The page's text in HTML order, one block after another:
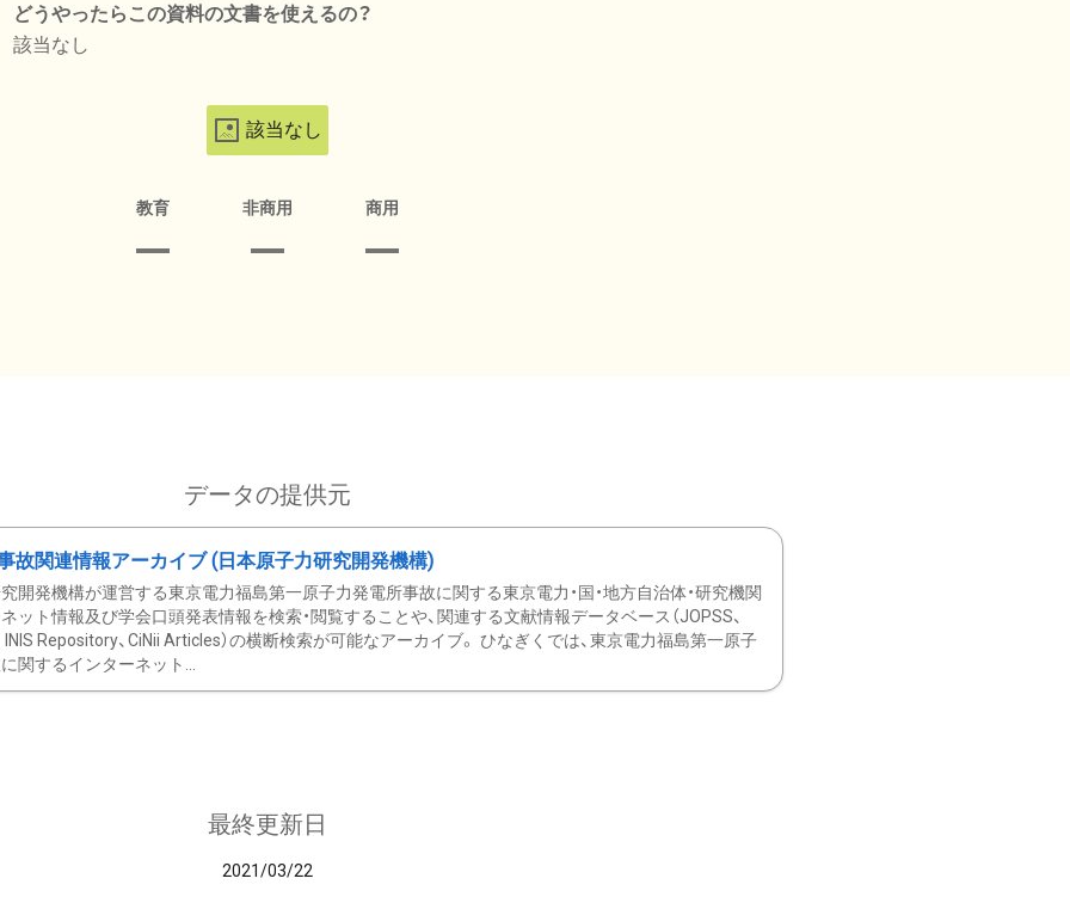
どうやったらこの資料の文書を使えるの？
該当なし
該当なし
教育 非商用 商用
データの提供元
故関連情報アーカイブ (日本原子力研究開発機構)
開発機構が運営する東京電力福島第一原子力発電所事故に関する東京電力・国・地方自治体・研究機関
ット情報及び学会口頭発表情報を検索・閲覧することや、関連する文献情報データベース（JOPSS、
INIS Repository、CiNii Articles）の横断検索が可能なアーカイブ。 ひなぎくでは、東京電力福島第一原子
関するインターネット...
最終更新日
2021/03/22